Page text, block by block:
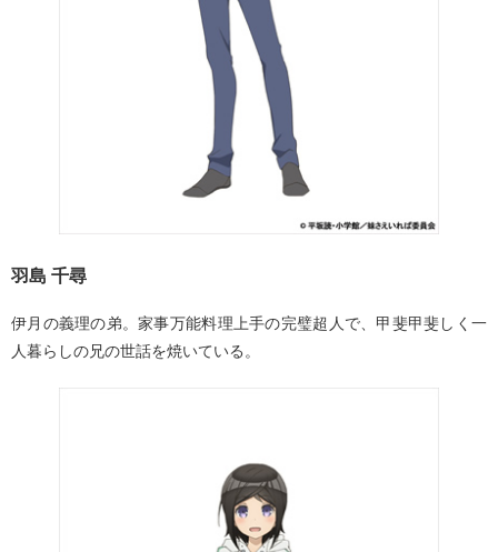
羽島 千尋
伊月の義理の弟。家事万能料理上手の完璧超人で、甲斐甲斐しく一
人暮らしの兄の世話を焼いている。